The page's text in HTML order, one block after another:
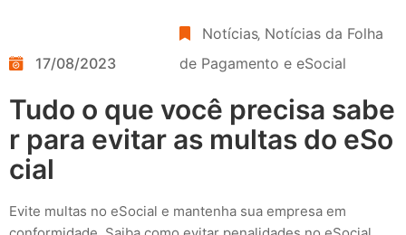
17/08/2023
Notícias‚ Notícias da Folha
de Pagamento e eSocial
Tudo o que você precisa sabe
r para evitar as multas do eSo
cial
Evite multas no eSocial e mantenha sua empresa em